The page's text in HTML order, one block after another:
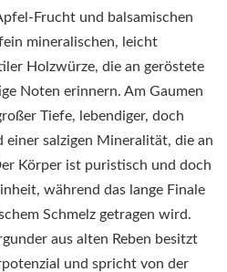
Frucht und balsamischen
mineralischen, leicht
Holzwürze, die an geröstete
Noten erinnern. Am Gaumen
Tiefe, lebendiger, doch
salzigen Mineralität, die an
Körper ist puristisch und doch
während das lange Finale
Schmelz getragen wird.
aus alten Reben besitzt
und spricht von der